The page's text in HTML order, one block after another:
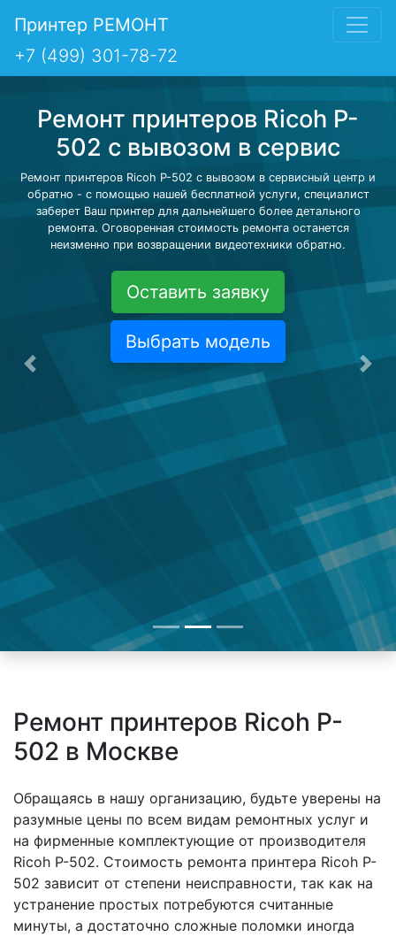
Принтер РЕМОНТ
+7 (499) 301-78-72
Ремонт принтеров Ricoh P-
502 с вывозом в сервис
Ремонт принтеров Ricoh P-502 с вывозом в сервисный центр и
обратно - с помощью нашей бесплатной услуги, специалист
заберет Ваш принтер для дальнейшего более детального
ремонта. Оговоренная стоимость ремонта останется
неизменно при возвращении видеотехники обратно.
Оставить заявку
Выбрать модель
Предыдущая
Ремонт принтеров Ricoh P-
502 в Москве
Обращаясь в нашу организацию, будьте уверены на
разумные цены по всем видам ремонтных услуг и
на фирменные комплектующие от производителя
Ricoh P-502. Стоимость ремонта принтера Ricoh P-
502 зависит от степени неисправности, так как на
устранение простых потребуются считанные
минуты, а достаточно сложные поломки иногда